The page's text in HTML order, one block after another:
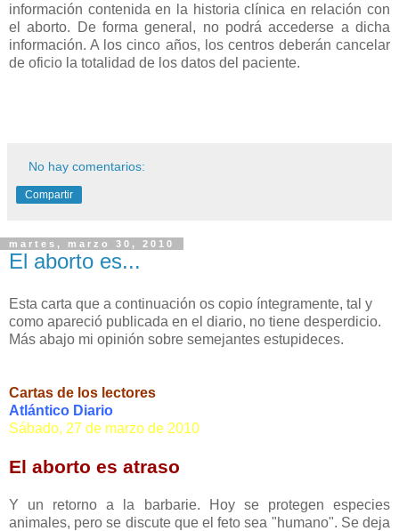
información contenida en la historia clínica en relación con
el aborto. De forma general, no podrá accederse a dicha
información. A los cinco años, los centros deberán cancelar
de oficio la totalidad de los datos del paciente.
No hay comentarios:
Compartir
martes, marzo 30, 2010
El aborto es...
Esta carta que a continuación os copio íntegramente, tal y
como apareció publicada en el diario, no tiene desperdicio.
Más abajo mi opinión sobre semejantes estupideces.
Cartas de los lectores
Atlántico Diario
Sábado, 27 de marzo de 2010
El aborto es atraso
Y un retorno a la barbarie. Hoy se protegen especies
animales, pero se discute que el feto sea "humano". Se deja